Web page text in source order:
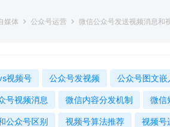
媒体 公众号运营 微信公众号发送视频消息和
视频号 公众号发视频 公众号图文嵌
号视频消息 微信内容分发机制 微信
公众号区别 视频号算法推荐 视频号